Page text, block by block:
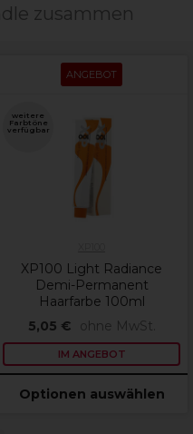
zusammen
ANGEBOT
weitere
Farbtöne
verfügbar
XP100 Light Radiance
Demi-Permanent
Haarfarbe 100ml
5,05 €
ohne MwSt.
IM ANGEBOT
Optionen auswählen